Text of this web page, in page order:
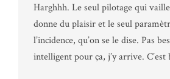
Harghhh. Le seul pilotage qui
donne du plaisir et le seul
l’incidence, qu’on se le dise. Pas
intelligent pour ça, j’y arrive.